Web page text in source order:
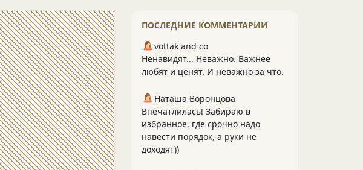
ПОСЛЕДНИЕ КОММЕНТАРИИ
vottak and co
Ненавидят... Неважно. Важнее
любят и ценят. И неважно за что.
Наташа Воронцова
Впечатлилась! Забираю в
избранное, где срочно надо
навести порядок, а руки не
доходят))